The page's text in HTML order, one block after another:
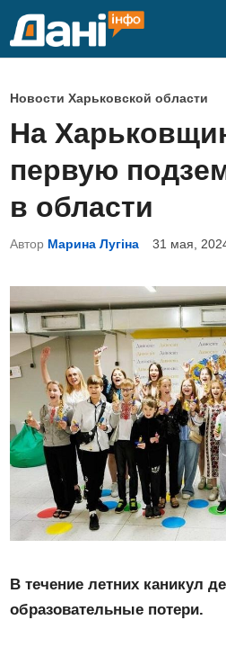
О
п
у
б
л
и
к
в
а
н
о
Новости Харьковской области
На
первую
в области
Автор Марина Лугіна 31 мая,
В течение летних каникул
образовательные потери.